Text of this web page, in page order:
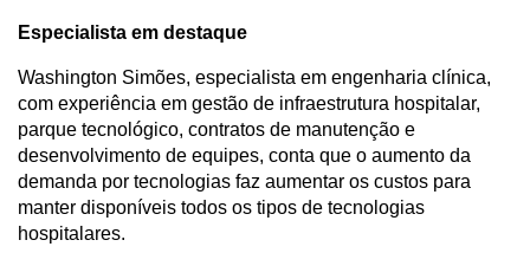
Especialista em destaque
Washington Simões, especialista em engenharia clínica,
com experiência em gestão de infraestrutura hospitalar,
parque tecnológico, contratos de manutenção e
desenvolvimento de equipes, conta que o aumento da
demanda por tecnologias faz aumentar os custos para
manter disponíveis todos os tipos de tecnologias
hospitalares.